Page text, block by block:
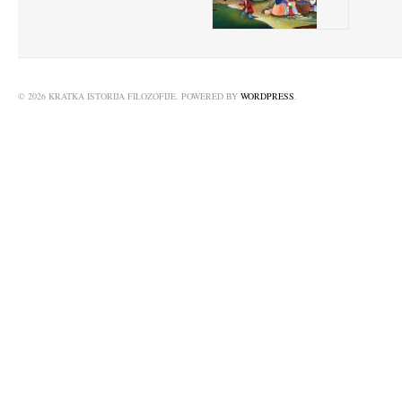
© 2026 KRATKA ISTORIJA FILOZOFIJE. POWERED BY WORDPRESS.